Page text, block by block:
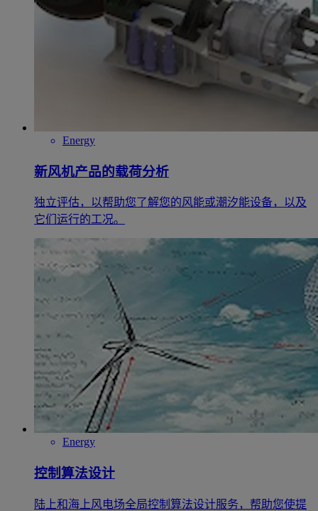
Energy
新风机产品的载荷分析
独立评估，以帮助您了解您的风能或潮汐能设备，以及
它们运行的工况。
Energy
控制算法设计
陆上和海上风电场全局控制算法设计服务，帮助您使提